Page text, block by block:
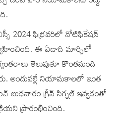
2024 ఫిభ్రవరిలో నోటిఫికేషన్‌
ఈ ఏడాది మార్చిలో
తెలుపుతూ కొంతమంది
అందువల్లే నియామకాలలో ఇంత
బుధవారం గ్రీన్ సిగ్నల్‌ ఇవ్వడంతో
ప్రారంభించింది.